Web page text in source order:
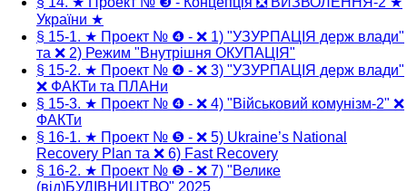
України ★
§ 15-1. ★ Проект № ❹ - ❌ 1) "УЗУРПАЦІЯ держ влади"
та ❌ 2) Режим "Внутрішня ОКУПАЦІЯ"
§ 15-2. ★ Проект № ❹ - ❌ 3) "УЗУРПАЦІЯ держ влади"
❌ ФАКТи та ПЛАНи
§ 15-3. ★ Проект № ❹ - ❌ 4) "Військовий комунізм-2" ❌
ФАКТи
§ 16-1. ★ Проект № ❺ - ❌ 5) Ukraine’s National
Recovery Plan та ❌ 6) Fast Recovery
§ 16-2. ★ Проект № ❺ - ❌ 7) "Велике
(від)БУДІВНИЦТВО" 2025